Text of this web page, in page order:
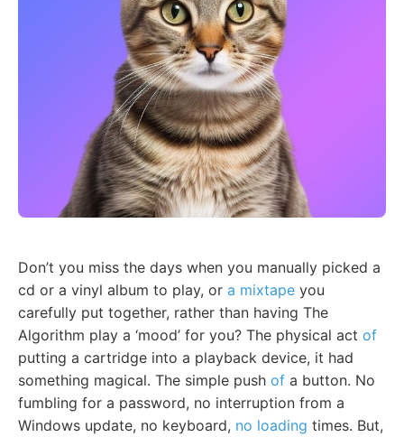
Don’t you miss the days when you manually picked a
cd or a vinyl album to play, or a mixtape you
carefully put together, rather than having The
Algorithm play a ‘mood’ for you? The physical act of
putting a cartridge into a playback device, it had
something magical. The simple push of a button. No
fumbling for a password, no interruption from a
Windows update, no keyboard, no loading times. But,